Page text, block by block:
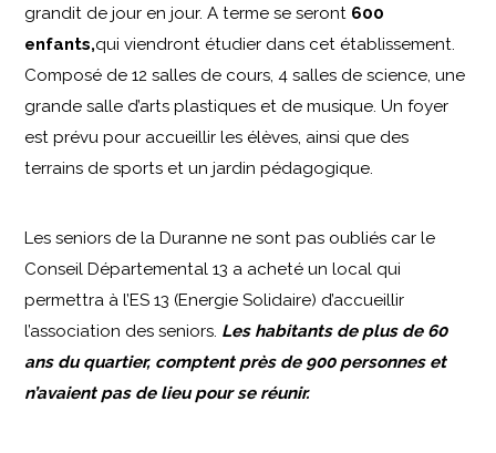
grandit de jour en jour. A terme se seront 600
enfants,qui viendront étudier dans cet établissement.
Composé de 12 salles de cours, 4 salles de science, une
grande salle d’arts plastiques et de musique. Un foyer
est prévu pour accueillir les élèves, ainsi que des
terrains de sports et un jardin pédagogique.
Les seniors de la Duranne ne sont pas oubliés car le
Conseil Départemental 13 a acheté un local qui
permettra à l’ES 13 (Energie Solidaire) d’accueillir
l’association des seniors. Les habitants de plus de 60
ans du quartier, comptent près de 900 personnes et
n’avaient pas de lieu pour se réunir.